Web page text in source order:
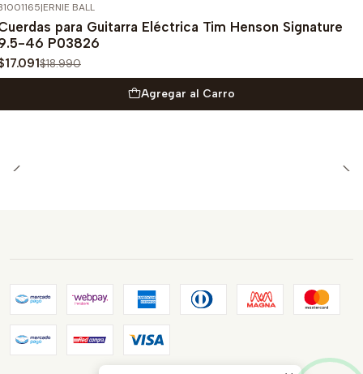
OFF
|ERNIE BALL
para Guitarra Eléctrica Tim Henson Signature
46 P03826
$18.990
Agregar al Carro